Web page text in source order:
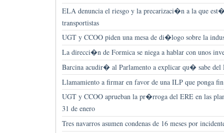
ELA denuncia el riesgo y la precarizaci�n a la que
transportistas
UGT y CCOO piden una mesa de di�logo sobre la
La direcci�n de Formica se niega a hablar con unos
Barcina acudir� al Parlamento a explicar qu� sabe del
Llamamiento a firmar en favor de una ILP que ponga fin
UGT y CCOO aprueban la pr�rroga del ERE en las
31 de enero
Tres navarros asumen condenas de 16 meses por